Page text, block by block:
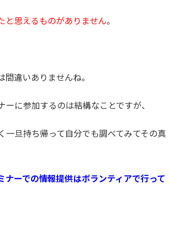
と思えるものがありません。
違いありませんね。
に参加するのは結構なことですが、
旦持ち帰って自分でも調べてみてその真
ナーでの情報提供はボランティアで行って